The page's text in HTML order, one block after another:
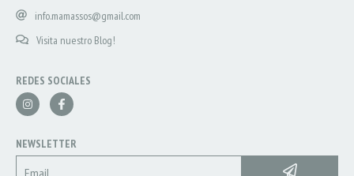
info.mamassos@gmail.com
Visita nuestro Blog!
REDES SOCIALES
NEWSLETTER